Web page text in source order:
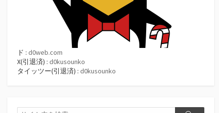
ド : d0web.com
X(引退済) : d0kusounko
タイッツー(引退済) : d0kusounko
検